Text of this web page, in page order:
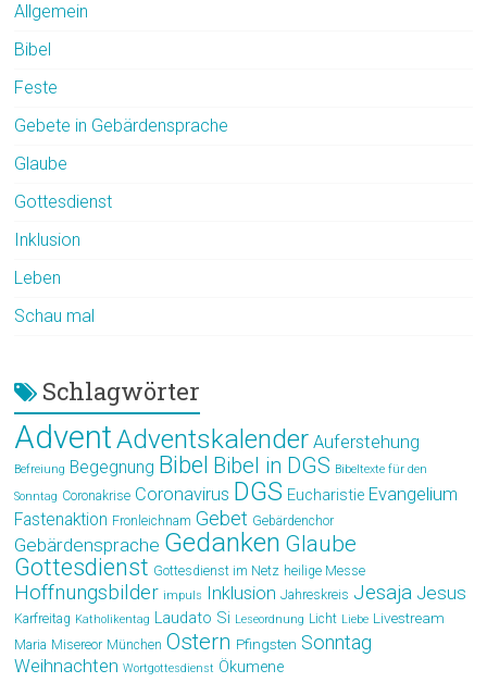
Allgemein
Bibel
Feste
Gebete in Gebärdensprache
Glaube
Gottesdienst
Inklusion
Leben
Schau mal
Schlagwörter
AdventAdventskalender Auferstehung
Befreiung Begegnung Bibel Bibel in DGS Bibeltexte für den
Sonntag Coronakrise Coronavirus DGS Eucharistie Evangelium
Fastenaktion Fronleichnam Gebet Gebärdenchor
Gebärdensprache Gedanken Glaube
Gottesdienst Gottesdienst im Netz heilige Messe
Hoffnungsbilder impuls Inklusion Jahreskreis Jesaja Jesus
Karfreitag Katholikentag Laudato Si Leseordnung Licht Liebe Livestream
Maria Misereor München Ostern Pfingsten Sonntag
Weihnachten Wortgottesdienst Ökumene